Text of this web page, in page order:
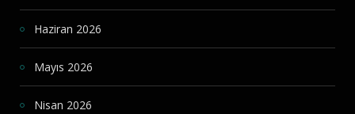
Haziran 2026
Mayıs 2026
Nisan 2026